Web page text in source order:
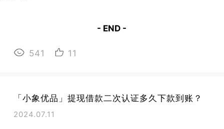
- END -
541 11
「小象优品」提现借款二次认证多久下款到账？
2024.07.11